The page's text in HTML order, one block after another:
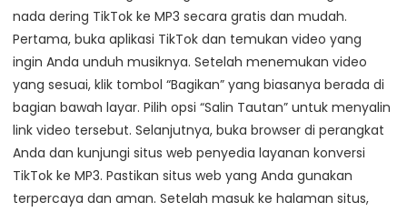
nada dering TikTok ke MP3 secara gratis dan mudah.
Pertama, buka aplikasi TikTok dan temukan video yang
ingin Anda unduh musiknya. Setelah menemukan video
yang sesuai, klik tombol “Bagikan” yang biasanya berada di
bagian bawah layar. Pilih opsi “Salin Tautan” untuk menyalin
link video tersebut. Selanjutnya, buka browser di perangkat
Anda dan kunjungi situs web penyedia layanan konversi
TikTok ke MP3. Pastikan situs web yang Anda gunakan
terpercaya dan aman. Setelah masuk ke halaman situs,